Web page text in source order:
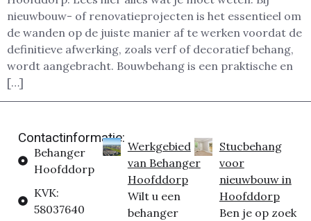
nieuwbouw- of renovatieprojecten is het essentieel om
de wanden op de juiste manier af te werken voordat de
definitieve afwerking, zoals verf of decoratief behang,
wordt aangebracht. Bouwbehang is een praktische en
[…]
Contactinformatie:
Behanger
Hoofddorp
KVK:
58037640
Werkgebied
van Behanger
Hoofddorp
Wilt u een
behanger
Stucbehang
voor
nieuwbouw in
Hoofddorp
Ben je op zoek